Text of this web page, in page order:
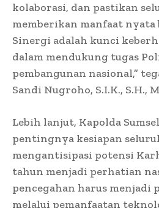
kolaborasi, dan pastikan
memberikan manfaat nyata
Sinergi adalah kunci
dalam mendukung tugas
pembangunan nasional,”
Sandi Nugroho, S.I.K., S.H.,
Lebih lanjut, Kapolda
pentingnya kesiapan
mengantisipasi potensi
tahun menjadi perhatian
pencegahan harus menjadi
melalui pemanfaatan